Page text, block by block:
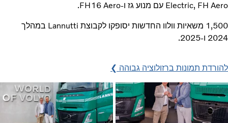
Electric, FH Aero עם מנוע גז ו-FH16 Aero.
1,500 משאיות וולוו החדשות יסופקו לקבוצת Lannutti במהלך
2024 ו-2025.
להורדת תמונות ברזולוציה גבוהה ❯